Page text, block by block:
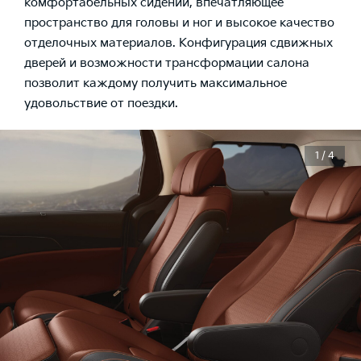
пространство для головы и ног и высокое качество
отделочных материалов. Конфигурация сдвижных
дверей и возможности трансформации салона
позволит каждому получить максимальное
удовольствие от поездки.
1 / 4